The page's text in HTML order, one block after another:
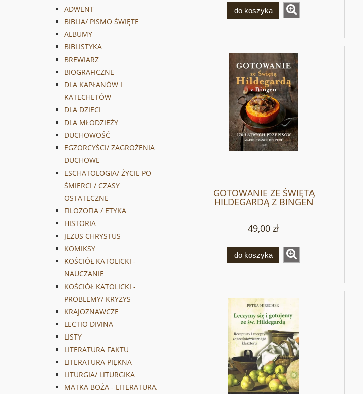
ADWENT
BIBLIA/ PISMO ŚWIĘTE
ALBUMY
BIBLISTYKA
BREWIARZ
BIOGRAFICZNE
DLA KAPŁANÓW I
KATECHETÓW
DLA DZIECI
DLA MŁODZIEŻY
DUCHOWOŚĆ
EGZORCYŚCI/ ZAGROŻENIA
DUCHOWE
ESCHATOLOGIA/ ŻYCIE PO
ŚMIERCI / CZASY
OSTATECZNE
FILOZOFIA / ETYKA
HISTORIA
JEZUS CHRYSTUS
KOMIKSY
KOŚCIÓŁ KATOLICKI -
NAUCZANIE
KOŚCIÓŁ KATOLICKI -
PROBLEMY/ KRYZYS
KRAJOZNAWCZE
LECTIO DIVINA
LISTY
LITERATURA FAKTU
LITERATURA PIĘKNA
LITURGIA/ LITURGIKA
MATKA BOŻA - LITERATURA
do koszyka
GOTOWANIE ZE ŚWIĘTĄ
HILDEGARDĄ Z BINGEN
49,00 zł
do koszyka